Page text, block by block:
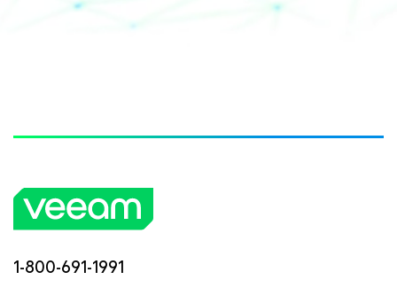
1-800-691-1991